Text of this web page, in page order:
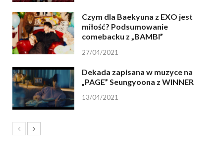
Czym dla Baekyuna z EXO jest
miłość? Podsumowanie
comebacku z „BAMBI”
27/04/2021
Dekada zapisana w muzyce na
„PAGE” Seungyoona z WINNER
13/04/2021